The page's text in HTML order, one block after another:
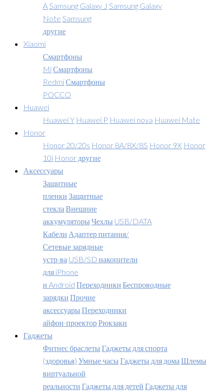
A Samsung Galaxy J Samsung Galaxy
Note Samsung
другие
Xiaomi
Смартфоны
MiСмартфоны
RedmiСмартфоны
POCCO
Huawei
Huawei Y Huawei P Huawei nova Huawei Mate
Honor
Honor 20/20s Honor 8A/8X/8S Honor 9X Honor
10i Honor другие
Аксессуары
Защитные
пленки Защитные
стекла Внешние
аккумуляторы Чехлы USB/DATA
Кабели Адаптер питания/
Сетевые зарядные
устр-ва USB/SD накопители
для iPhone
и Android Переходники Беспроводные
зарядки Прочие
аксессуары Переходники
айфон-проекторРюкзаки
Гаджеты
Фитнес браслеты Гаджеты для спорта
(здоровья) Умные часы Гаджеты для дома Шлемы
виртуальной
реальности Гаджеты для детей Гаджеты для